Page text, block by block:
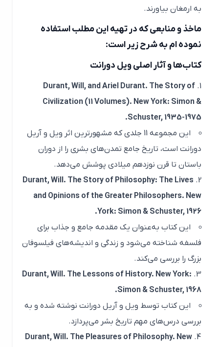
به ارمغان بیاورند.
ماخذ و منابعی که در تهیه این مطلب استفاده
نموده ام به شرح زیر است:
کتاب‌ها و آثار اصلی ویل دورانت
Durant, Will, and Ariel Durant. The Story of
Civilization(11 Volumes). New York: Simon &
Schuster, 1935-1975.
این مجموعه 11 جلدی که مشهورترین اثر ویل و آریل
دورانت است، تاریخ جامع تمدن‌های بشری را از دوران
باستان تا قرن نوزدهم میلادی پوشش می‌دهد.
Durant, Will. The Story of Philosophy: The Lives
and Opinions of the Greater Philosophers. New
York: Simon & Schuster, 1926.
این کتاب به‌عنوان یک مقدمه جامع و جذاب برای
فلسفه شناخته می‌شود و زندگی و اندیشه‌های فیلسوفان
بزرگ را بررسی می‌کند.
Durant, Will. The Lessons of History. New York:
Simon & Schuster, 1968.
این کتاب توسط ویل و آریل دورانت نوشته شده و به
بررسی درس‌های مهم تاریخ بشر می‌پردازد.
Durant, Will. The Pleasures of Philosophy. New